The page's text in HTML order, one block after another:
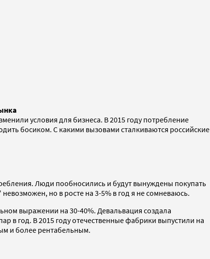
условия для бизнеса. В 2015 году потребление
босиком. С какими вызовами сталкиваются российские
Люди пообносились и будут вынуждены покупать
но в росте на 3-5% в год я не сомневаюсь.
выражении на 30-40%. Девальвация создала
в год. В 2015 году отечественные фабрики выпустили на
и более рентабельным.